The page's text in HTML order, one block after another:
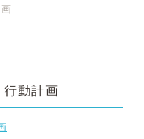
動計画